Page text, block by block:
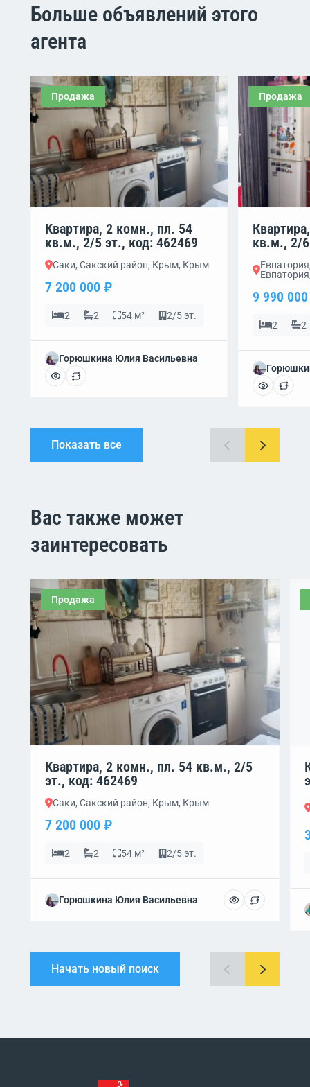
Больше объявлений этого
агента
Продажа
Квартира, 2 комн., пл. 54
кв.м., 2/5 эт., код: 462469
Саки, Сакский район, Крым, Крым
7 200 000 ₽
2 2 54 м² 2/5 эт.
Горюшкина Юлия Васильевна
Продажа
кв.м., 2/
9 990
2 2
Показать все
Вас также может
заинтересовать
Продажа
Квартира, 2 комн., пл. 54 кв.м., 2/5
эт., код: 462469
Саки, Сакский район, Крым, Крым
7 200 000 ₽
2 2 54 м² 2/5 эт.
Горюшкина Юлия Васильевна
Начать новый поиск